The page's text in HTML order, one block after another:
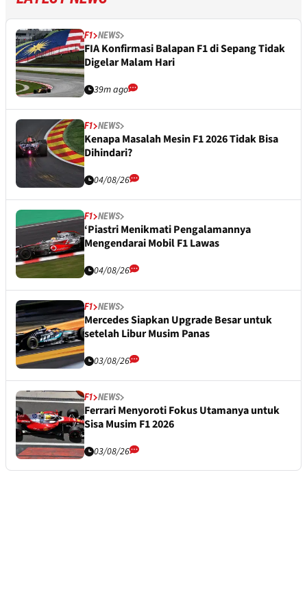
F1 NEWS
FIA Konfirmasi Balapan F1 di Sepang Tidak
Digelar Malam Hari
39m ago
F1 NEWS
Kenapa Masalah Mesin F1 2026 Tidak Bisa
Dihindari?
04/08/26
F1 NEWS
‘Piastri Menikmati Pengalamannya
Mengendarai Mobil F1 Lawas
04/08/26
F1 NEWS
Mercedes Siapkan Upgrade Besar untuk
setelah Libur Musim Panas
03/08/26
F1 NEWS
Ferrari Menyoroti Fokus Utamanya untuk
Sisa Musim F1 2026
03/08/26